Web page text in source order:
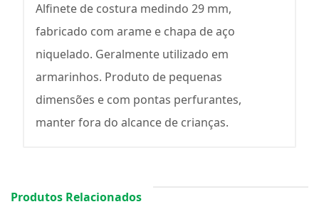
Alfinete de costura medindo 29 mm,
fabricado com arame e chapa de aço
niquelado. Geralmente utilizado em
armarinhos. Produto de pequenas
dimensões e com pontas perfurantes,
manter fora do alcance de crianças.
Produtos Relacionados